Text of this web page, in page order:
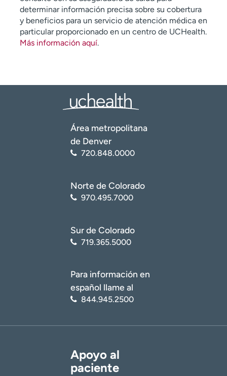
determinar información precisa sobre su cobertura
y beneficios para un servicio de atención médica en
particular proporcionado en un centro de UCHealth.
Más información aquí.
Área metropolitana
de Denver
720.848.0000
Norte de Colorado
970.495.7000
Sur de Colorado
719.365.5000
Para información en
español llame al
844.945.2500
Apoyo al
paciente